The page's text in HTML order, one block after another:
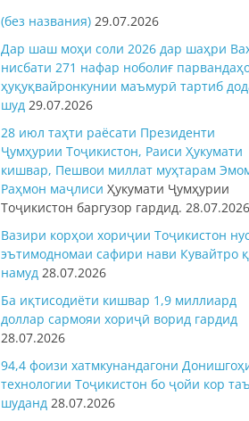
(без названия) 29.07.2026
Дар шаш моҳи соли 2026 дар шаҳри
нисбати 271 нафар ноболиғ
ҳуқуқвайронкунии маъмурӣ тартиб
шуд 29.07.2026
28 июл таҳти раёсати Президенти
Ҷумҳурии Тоҷикистон, Раиси Ҳукумати
кишвар, Пешвои миллат муҳтарам
Раҳмон маҷлиси Ҳукумати Ҷумҳурии
Тоҷикистон баргузор гардид. 28.07.2026
Вазири корҳои хориҷии Тоҷикистон
эътимодномаи сафири нави Кувайтро
намуд 28.07.2026
Ба иқтисодиёти кишвар 1,9 миллиард
доллар сармояи хориҷӣ ворид гардид
28.07.2026
94,4 фоизи хатмкунандагони
технологии Тоҷикистон бо ҷойи кор
шуданд 28.07.2026